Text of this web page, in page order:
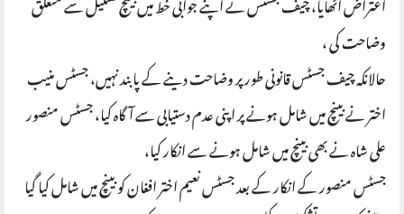
اعتراض اٹھایا، چیف جسٹس نے اپنے جوابی خط میں بینچ تشکیل سے متعلق
وضاحت کی ،
حالانکہ چیف جسٹس قانونی طور پر وضاحت دینے کے پابند نہیں، جسٹس منیب
اختر نے بینچ میں شامل ہونے پر اپنی عدم دستیابی سے آگاہ کیا، جسٹس منصور
علی شاہ نے بھی بینچ میں شامل ہونے سے انکار کیا،
جسٹس منصور کے انکار کے بعد جسٹس نعیم اختر افغان کو بینچ میں شامل کیا گیا